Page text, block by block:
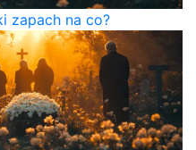
zapach na co?